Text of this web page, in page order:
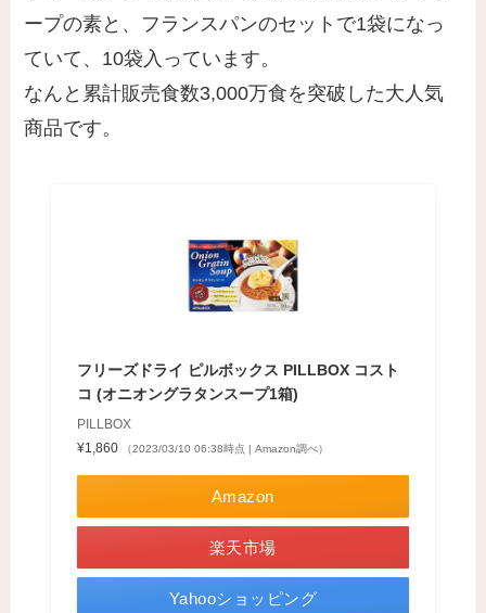
ープの素と、フランスパンのセットで1袋になっ
ていて、10袋入っています。
なんと累計販売食数3,000万食を突破した大人気
商品です。
フリーズドライ ピルボックス PILLBOX コスト
コ (オニオングラタンスープ1箱)
PILLBOX
¥1,860
（2023/03/10 06:38時点 | Amazon調べ）
Amazon
楽天市場
Yahooショッピング